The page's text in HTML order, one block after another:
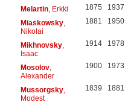
Melartin, Erkki 1875 1937
Miaskowsky,
Nikolai
1881 1950
Mikhnovsky,
Isaac
1914 1978
Mosolov,
Alexander
1900 1973
Mussorgsky,
Modest
1839 1881